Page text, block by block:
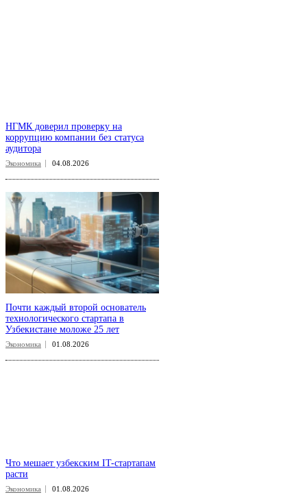
НГМК доверил проверку на
коррупцию компании без статуса
аудитора
Экономика 04.08.2026
Почти каждый второй основатель
технологического стартапа в
Узбекистане моложе 25 лет
Экономика 01.08.2026
Что мешает узбекским IT-стартапам
расти
Экономика 01.08.2026